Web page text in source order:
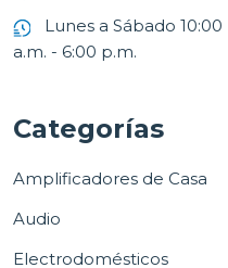
Lunes a Sábado 10:00
a.m. - 6:00 p.m.
Categorías
Amplificadores de Casa
Audio
Electrodomésticos